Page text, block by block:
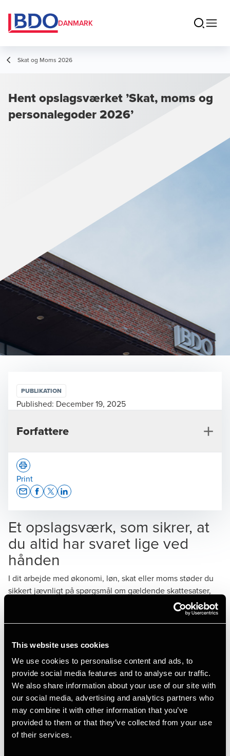
This website uses cookies
We use cookies to personalise content and ads, to
provide social media features and to analyse our traffic.
We also share information about your use of our site with
our social media, advertising and analytics partners who
may combine it with other information that you’ve
provided to them or that they’ve collected from your use
of their services.
DANMARK
Skat og Moms 2026
Hent opslagsværket ’Skat, moms og
personalegoder 2026’
Et opslagsværk, som sikrer, at
du altid har svaret lige ved
hånden
I dit arbejde med økonomi, løn, skat eller moms støder du
sikkert jævnligt på spørgsmål om gældende skattesatser,
beløbsgrænser samt skatte- og momsregler for
personalegoder. Spørgsmål, som du helt sikkert kan finde
svar på via en søgning på Google.
være nemmere med sit eget lille opslagsværk, som samler
det hele ét sted. Det får du med vores ’Skat, moms og
personalegoder 2026’.
Nedenfor kan du downloade opslagsværket i en søgbar
pdf-version. Du er også meget velkommen til at kontakte
dit nærmeste BDO-kontor, hvis du er interesseret i et fysisk
PUBLIKATION
Published: December 19, 2025
Forfattere
Mette Lund Hansen
Partner, Excise Duties
Louise Eide Hartung
Lars Bodín Jacobsen
Director, Tax Legal
Print